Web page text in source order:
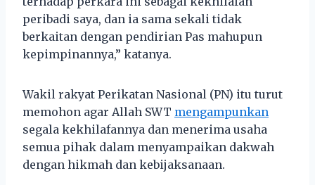
peribadi saya, dan ia sama sekali tidak
berkaitan dengan pendirian Pas mahupun
kepimpinannya,” katanya.
Wakil rakyat Perikatan Nasional (PN) itu turut
memohon agar Allah SWT mengampunkan
segala kekhilafannya dan menerima usaha
semua pihak dalam menyampaikan dakwah
dengan hikmah dan kebijaksanaan.